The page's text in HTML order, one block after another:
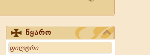
წყარო
Search